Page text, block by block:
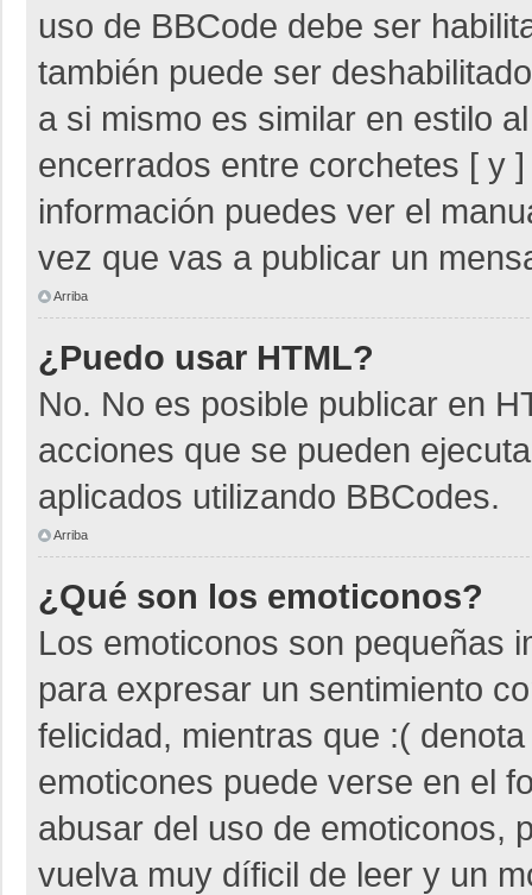
uso de BBCode debe ser
también puede ser
a si mismo es similar en estilo
encerrados entre corchetes [ y
información puedes ver el
vez que vas a publicar un
Arriba
¿Puedo usar HTML?
No. No es posible publicar en
acciones que se pueden
aplicados utilizando BBCodes.
Arriba
¿Qué son los emoticonos?
Los emoticonos son pequeñas
para expresar un sentimiento
felicidad, mientras que :(
emoticones puede verse en el
abusar del uso de emoticonos,
vuelva muy díficil de leer y un